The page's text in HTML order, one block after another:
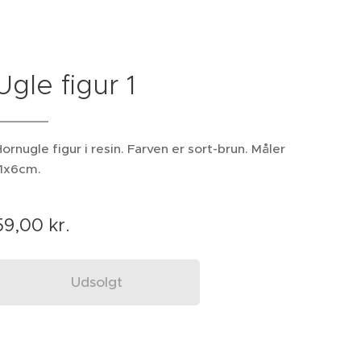
figur 1
figur i resin. Farven er sort-brun. Måler
kr.
Udsolgt